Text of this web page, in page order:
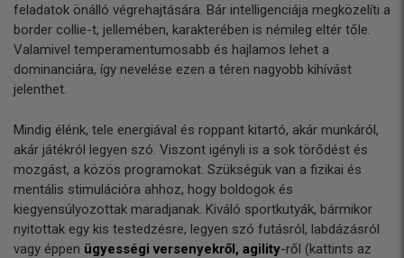
feladatok önálló végrehajtására. Bár intelligenciája megközelíti a
border collie-t, jellemében, karakterében is némileg eltér tőle.
Valamivel temperamentumosabb és hajlamos lehet a
dominanciára, így nevelése ezen a téren nagyobb kihívást
jelenthet.
Mindig élénk, tele energiával és roppant kitartó, akár munkáról,
akár játékról legyen szó. Viszont igényli is a sok törődést és
mozgást, a közös programokat. Szükségük van a fizikai és
mentális stimulációra ahhoz, hogy boldogok és
kiegyensúlyozottak maradjanak. Kiváló sportkutyák, bármikor
nyitottak egy kis testedzésre, legyen szó futásról, labdázásról
vagy éppen ügyességi versenyekről, agility-ről (kattints az